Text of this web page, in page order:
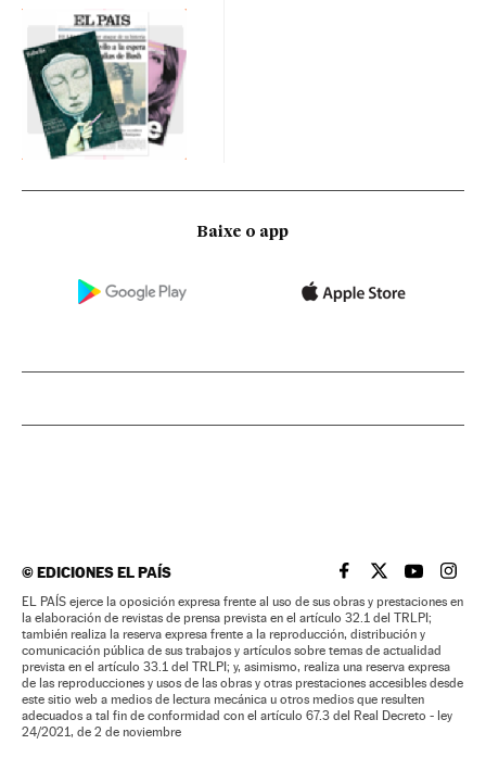
Baixe o app
©EDICIONES EL PAÍS EL PAÍS BRASIL EN
EL PAÍSEL PAÍS
EL
EL PAÍS ejerce la oposición expresa frente al uso de sus obras y prestaciones en
la elaboración de revistas de prensa prevista en el artículo 32.1 del TRLPI;
también realiza la reserva expresa frente a la reproducción, distribución y
comunicación pública de sus trabajos y artículos sobre temas de actualidad
prevista en el artículo 33.1 del TRLPI; y, asimismo, realiza una reserva expresa
de las reproducciones y usos de las obras y otras prestaciones accesibles desde
este sitio web a medios de lectura mecánica u otros medios que resulten
adecuados a tal fin de conformidad con el artículo 67.3 del Real Decreto - ley
24/2021, de 2 de noviembre